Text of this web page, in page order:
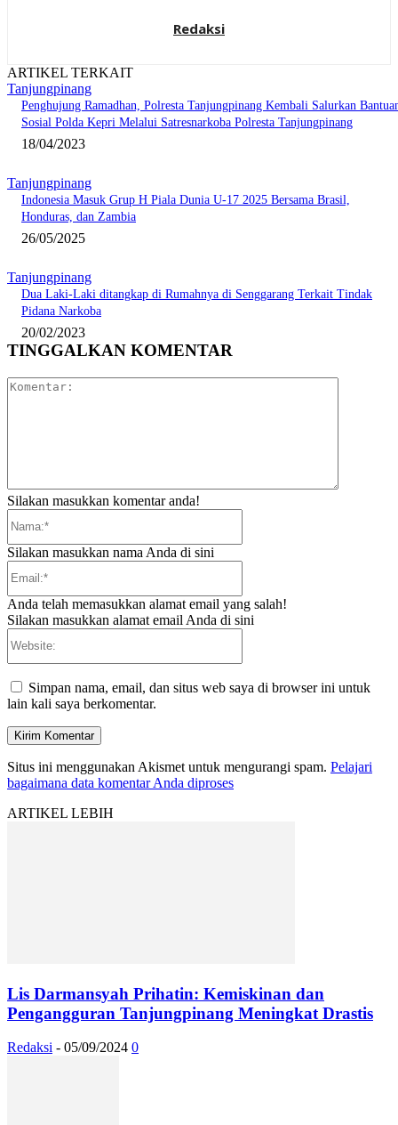
Redaksi
ARTIKEL TERKAIT
Tanjungpinang
Penghujung Ramadhan, Polresta Tanjungpinang Kembali Salurkan
Sosial Polda Kepri Melalui Satresnarkoba Polresta Tanjungpinang
18/04/2023
Tanjungpinang
Indonesia Masuk Grup H Piala Dunia U-17 2025 Bersama Brasil,
Honduras, dan Zambia
26/05/2025
Tanjungpinang
Dua Laki-Laki ditangkap di Rumahnya di Senggarang Terkait Tindak
Pidana Narkoba
20/02/2023
TINGGALKAN KOMENTAR
Silakan masukkan komentar anda!
Silakan masukkan nama Anda di sini
Anda telah memasukkan alamat email yang salah!
Silakan masukkan alamat email Anda di sini
Simpan nama, email, dan situs web saya di browser ini untuk
lain kali saya berkomentar.
Situs ini menggunakan Akismet untuk mengurangi spam. Pelajari
bagaimana data komentar Anda diproses
ARTIKEL LEBIH
Lis Darmansyah Prihatin: Kemiskinan dan
Pengangguran Tanjungpinang Meningkat Drastis
Redaksi - 05/09/2024 0